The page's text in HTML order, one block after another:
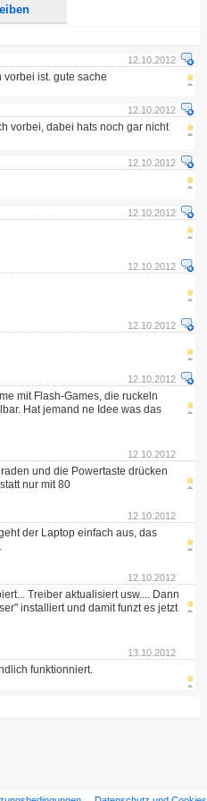
12.10.2012
ist. gute sache
12.10.2012
vorbei, dabei hats noch gar nicht
12.10.2012
12.10.2012
12.10.2012
12.10.2012
12.10.2012
mit Flash-Games, die ruckeln
Hat jemand ne Idee was das
12.10.2012
und die Powertaste drücken
nur mit 80
12.10.2012
der Laptop einfach aus, das
12.10.2012
Treiber aktualisiert usw.... Dann
installiert und damit funzt es jetzt
13.10.2012
funktionniert.